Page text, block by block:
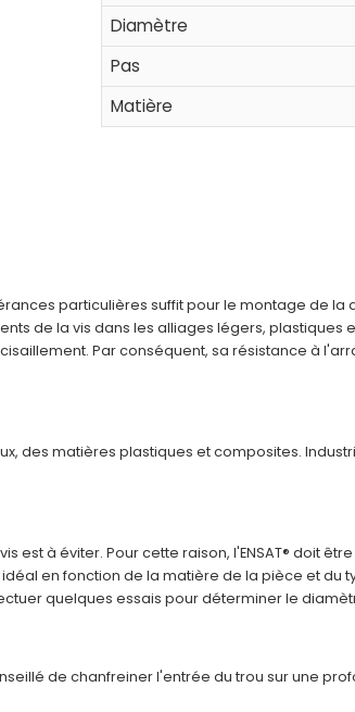
Diamètre
Pas
Matière
particulières suffit pour le montage de la
de la vis dans les alliages légers, plastiques
Par conséquent, sa résistance à
des matières plastiques et composites.
est à éviter. Pour cette raison, l'ENSAT® doit
en fonction de la matière de la pièce et du
quelques essais pour déterminer le
de chanfreiner l'entrée du trou sur une